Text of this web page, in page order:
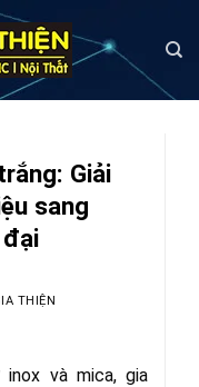
Giải
sang
THIỆN
và mica, gia